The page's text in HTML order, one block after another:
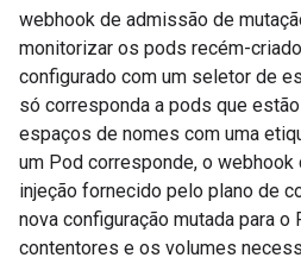
webhook de admissão de
monitorizar os pods recém-
configurado com um seletor de
só corresponda a pods que
espaços de nomes com uma
um Pod corresponde, o
injeção fornecido pelo plano de
nova configuração mutada para o
contentores e os volumes